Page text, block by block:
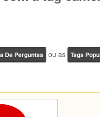
De Perguntas ou as Tags